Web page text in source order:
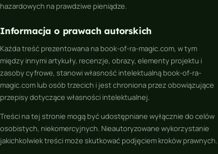
hazardowych na prawdziwe pieniądze.
Informacja o prawach autorskich
Każda treść prezentowana na book-of-ra-magic.com, w tym
między innymi artykuły, recenzje, obrazy, elementy projektu i
zasoby cyfrowe, stanowi własność intelektualną book-of-ra-
magic.com lub osób trzecich i jest chroniona przez obowiązujące
przepisy dotyczące własności intelektualnej.
Treści na tej stronie mogą być udostępniane wyłącznie do celów
osobistych, niekomercyjnych. Nieautoryzowane wykorzystanie
jakichkolwiek treści może skutkować podjęciem kroków prawnych.